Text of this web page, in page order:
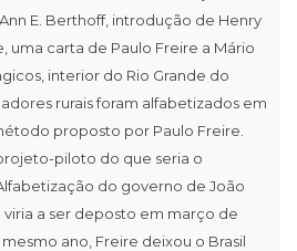
E. Berthoff, introdução de Henry
uma carta de Paulo Freire a Mário
interior do Rio Grande do
rurais foram alfabetizados em
proposto por Paulo Freire.
piloto do que seria o
do governo de João
a ser deposto em março de
ano, Freire deixou o Brasil